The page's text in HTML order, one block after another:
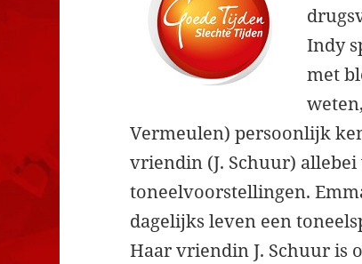
Indy
met
Vermeulen) persoonlijk
vriendin (J. Schuur)
toneelvoorstellingen.
dagelijks leven een
Haar vriendin J. Schuur is